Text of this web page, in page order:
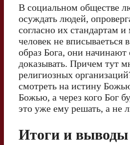
В социальном обществе
осуждать людей,
согласно их стандартам
человек не вписываеться
образ Бога, они начинают
доказывать. Причем тут
религиозных
смотреть на истину
Божью, а через кого Бог
это уже ему решать, а не
Итоги и выводы